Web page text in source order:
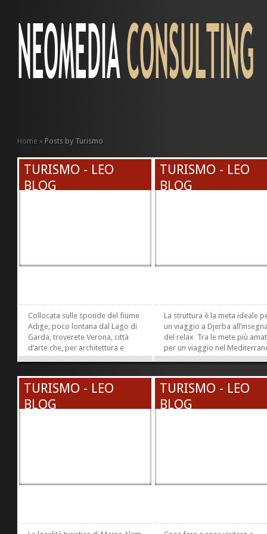
Home » Posts by Turismo
TURISMO - LEO
BLOG
Collocata sulle sponde del fiume
Adige, poco lontana dal Lago di
Garda, troverete Verona, città
d’arte che, per architettura e
storia, è stata eletta tra le più
dell’umanità secondo l’Unesco,
Verona conserva un patrimonio
culturale e...
»»
TURISMO - LEO
BLOG
La struttura è la meta ideale
un viaggio a Djerba
del relax Tra le mete più
per un viaggio nel
troviamo sicuramente la
numero di turisti è la
isola di Djerba, una vera e
propria perla del mare
TURISMO - LEO
BLOG
TURISMO - LEO
BLOG